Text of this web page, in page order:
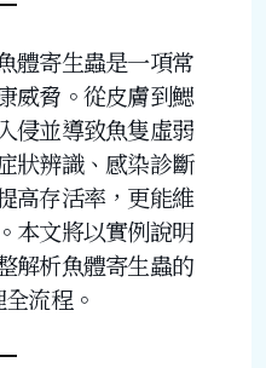
體寄生蟲是一項常
威脅。從皮膚到鰓
侵並導致魚隻虛弱
狀辨識、感染診斷
高存活率，更能維
本文將以實例說明
解析魚體寄生蟲的
流程。